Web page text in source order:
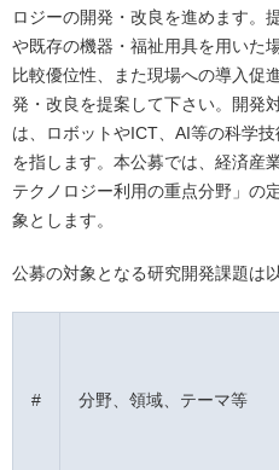
ロジーの開発・改良を進めます。
や既存の機器・福祉用具を用いた
比較優位性、また現場への導入促
発・改良を提案して下さい。開発
は、ロボットやICT、AI等の科学
を指します。本公募では、経済産
テクノロジー利用の重点分野」の
象とします。
公募の対象となる研究開発課題は
# 分野、領域、テーマ等